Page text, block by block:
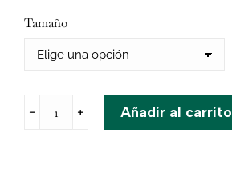
Tamaño
﹣ ﹢ Añadir al carrito